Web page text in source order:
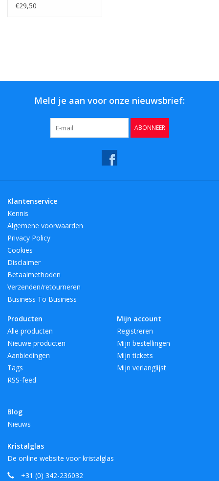
€29,50
Meld je aan voor onze nieuwsbrief:
ABONNEER
Klantenservice
Kennis
Algemene voorwaarden
Privacy Policy
Cookies
Disclaimer
Betaalmethoden
Verzenden/retourneren
Business To Business
Producten
Alle producten
Nieuwe producten
Aanbiedingen
Tags
RSS-feed
Blog
Nieuws
Mijn account
Registreren
Mijn bestellingen
Mijn tickets
Mijn verlanglijst
Kristalglas
De online website voor kristalglas
+31 (0) 342-236032